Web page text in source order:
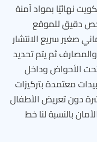
نهائيًا بمواد آمنة
دقيق للموقع
صغير سريع الانتشار
ثم يتم تحديد
الأحواض وداخل
معتمدة بتركيزات
دون تعريض الأطفال
بالنسبة لنا خط